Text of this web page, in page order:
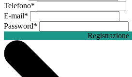
Telefono*
E-mail*
Password*
Registrazione